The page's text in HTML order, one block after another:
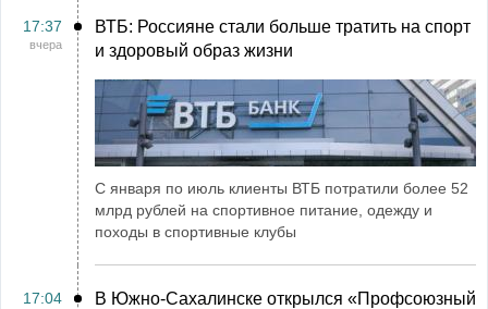
17:37
вчера
ВТБ: Россияне стали больше тратить на спорт
и здоровый образ жизни
С января по июль клиенты ВТБ потратили более 52
млрд рублей на спортивное питание, одежду и
походы в спортивные клубы
17:04
В Южно-Сахалинске открылся «Профсоюзный